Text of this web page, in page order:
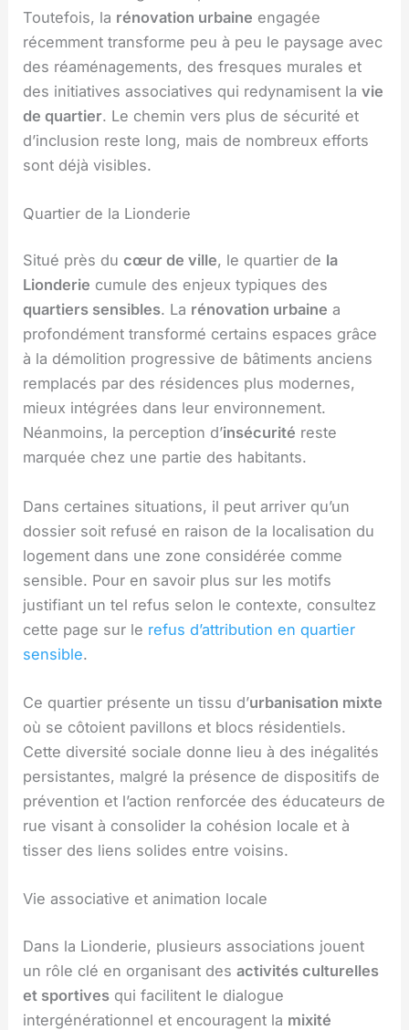
Toutefois, la rénovation urbaine engagée
récemment transforme peu à peu le paysage avec
des réaménagements, des fresques murales et
des initiatives associatives qui redynamisent lavie
de quartier. Le chemin vers plus de sécurité et
d’inclusion reste long, mais de nombreux efforts
sont déjà visibles.
Quartier de la Lionderie
Situé près ducœur de ville, le quartier de la
Lionderie cumule des enjeux typiques des
quartiers sensibles. La rénovation urbaine a
profondément transformé certains espaces grâce
à la démolition progressive de bâtiments anciens
remplacés par des résidences plus modernes,
mieux intégrées dans leur environnement.
Néanmoins, la perception d’insécurité reste
marquée chez une partie des habitants.
Dans certaines situations, il peut arriver qu’un
dossier soit refusé en raison de la localisation du
logement dans une zone considérée comme
sensible. Pour en savoir plus sur les motifs
justifiant un tel refus selon le contexte, consultez
cette page sur le refus d’attribution en quartier
sensible.
Ce quartier présente un tissu d’urbanisation mixte
où se côtoient pavillons et blocs résidentiels.
Cette diversité sociale donne lieu à des inégalités
persistantes, malgré la présence de dispositifs de
prévention et l’action renforcée des éducateurs de
rue visant à consolider la cohésion locale et à
tisser des liens solides entre voisins.
Vie associative et animation locale
Dans la Lionderie, plusieurs associations jouent
un rôle clé en organisant desactivités culturelles
et sportives qui facilitent le dialogue
intergénérationnel et encouragent la mixité